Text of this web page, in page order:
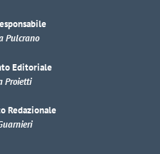
Pulcrano
Editoriale
Proietti
Redazionale